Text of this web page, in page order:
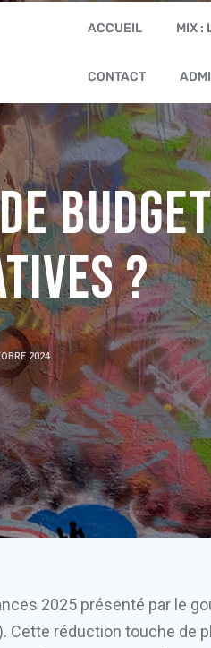
ACCUEIL MIX :
CONTACT
?
2024
2025 présenté par le
Cette réduction touche